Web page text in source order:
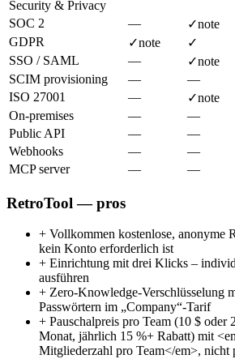
Security & Privacy
SOC 2
— ✓note
GDPR
✓note
✓
SSO / SAML
— ✓note
SCIM provisioning
—
—
ISO 27001
— ✓note
On-premises
—
—
Public API
—
—
Webhooks
—
—
MCP server
— —
RetroTool — pros
+ Vollkommen kostenlose, anonyme
kein Konto erforderlich ist
+ Einrichtung mit drei Klicks –
ausführen
+ Zero-Knowledge-Verschlüsselung
Passwörtern im „Company“-Tarif
+ Pauschalpreis pro Team (10 $ oder
Monat, jährlich 15 %+ Rabatt) mit
Mitgliederzahl pro Team</em>, nicht